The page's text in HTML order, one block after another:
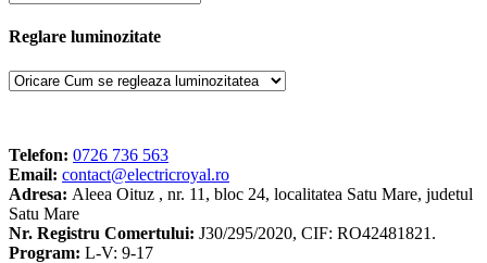
Reglare luminozitate
Telefon: 0726 736 563
Email: contact@electricroyal.ro
Adresa: Aleea Oituz , nr. 11, bloc 24, localitatea Satu Mare, judetul
Satu Mare
Nr. Registru Comertului: J30/295/2020, CIF: RO42481821.
Program: L-V: 9-17